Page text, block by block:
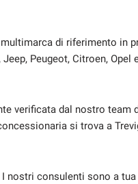
di riferimento in
Peugeot, Citroen,
verificata dal nostro
si trova a
nostri consulenti sono a